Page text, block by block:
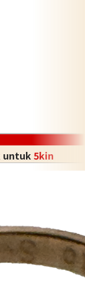
untuk5kin